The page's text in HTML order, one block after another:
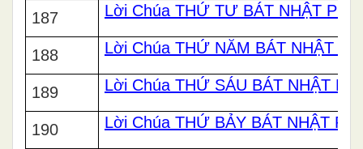
187 Lời Chúa THỨ TƯ BÁT NHẬT
188 Lời Chúa THỨ NĂM BÁT NHẬT
189 Lời Chúa THỨ SÁU BÁT NHẬT
190 Lời Chúa THỨ BẢY BÁT NHẬT